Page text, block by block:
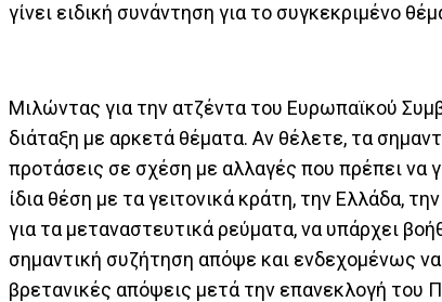
γίνει ειδική συνάντηση για το συγκεκριμένο
Μιλώντας για την ατζέντα του Ευρωπαϊκού
διάταξη με αρκετά θέματα. Αν θέλετε, τα
προτάσεις σε σχέση με αλλαγές που πρέπει
ίδια θέση με τα γειτονικά κράτη, την Ελλάδα,
για τα μεταναστευτικά ρεύματα, να υπάρχει
σημαντική συζήτηση απόψε και ενδεχομένως
βρετανικές απόψεις μετά την επανεκλογή